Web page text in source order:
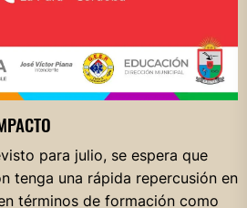
para julio, se espera que
tenga una rápida repercusión en
términos de formación como